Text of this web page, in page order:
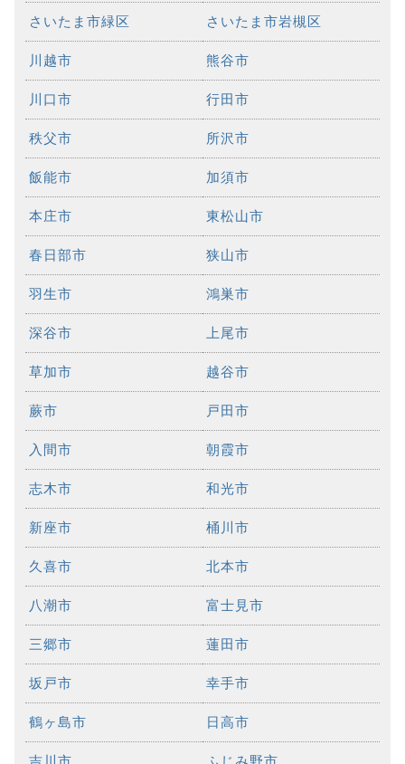
さいたま市緑区 さいたま市岩槻区
川越市 熊谷市
川口市 行田市
秩父市 所沢市
飯能市 加須市
本庄市 東松山市
春日部市 狭山市
羽生市 鴻巣市
深谷市 上尾市
草加市 越谷市
蕨市 戸田市
入間市 朝霞市
志木市 和光市
新座市 桶川市
久喜市 北本市
八潮市 富士見市
三郷市 蓮田市
坂戸市 幸手市
鶴ヶ島市 日高市
吉川市 ふじみ野市